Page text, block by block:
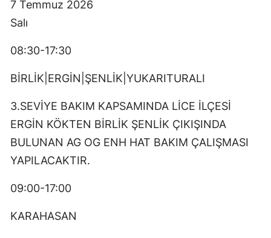
7 Temmuz 2026
Salı
08:30-17:30
BİRLİK|ERGİN|ŞENLİK|YUKARITURALI
3.SEVİYE BAKIM KAPSAMINDA LİCE İLÇESİ
ERGİN KÖKTEN BİRLİK ŞENLİK ÇIKIŞINDA
BULUNAN AG OG ENH HAT BAKIM ÇALIŞMASI
YAPILACAKTIR.
09:00-17:00
KARAHASAN